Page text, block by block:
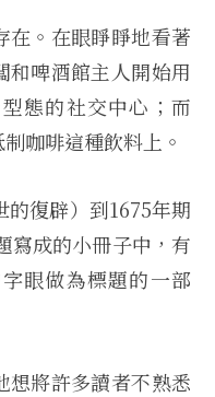
在。在眼睜睜地看著
和啤酒館主人開始用
態的社交中心；而
咖啡這種飲料上。
的復辟）到1675年期
寫成的小冊子中，有
眼做為標題的一部
想將許多讀者不熟悉